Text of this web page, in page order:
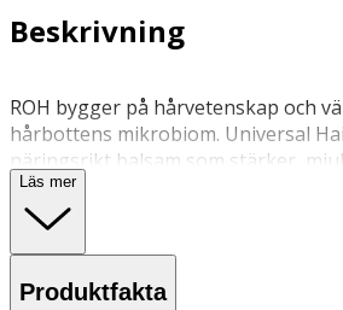
Beskrivning
ROH bygger på hårvetenskap och
hårbottens mikrobiom. Universal
näringsrikt balsam som stärker,
håret från rot till topp. Sjögräs,
peptider och aminosyror hjälper till
främjar en hälsosam miljö för både
Rekommenderas för Alla hår- och
Läs mer
Produktfakta